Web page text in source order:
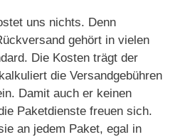
uns nichts. Denn
gehört in vielen
Die Kosten trägt der
die Versandgebühren
Damit auch er keinen
Paketdienste freuen sich.
an jedem Paket, egal in